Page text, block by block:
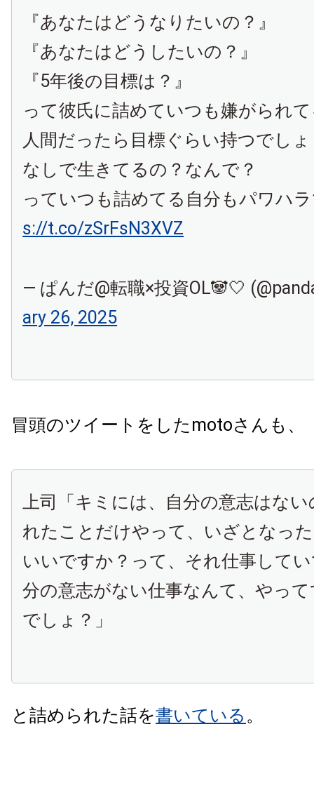
『あなたはどうなりたいの？』
『あなたはどうしたいの？』
『5年後の目標は？』
って彼氏に詰めていつも嫌がられ
人間だったら目標ぐらい持つでし
なしで生きてるの？なんで？
っていつも詰めてる自分もパワハ
s://t.co/zSrFsN3XVZ
— ぱんだ@転職×投資OL🐼🤍
ary 26, 2025
冒頭のツイートをしたmotoさんも、
上司「キミには、自分の意志はな
れたことだけやって、いざとなっ
いいですか？って、それ仕事して
分の意志がない仕事なんて、やっ
でしょ？」
と詰められた話を書いている 。